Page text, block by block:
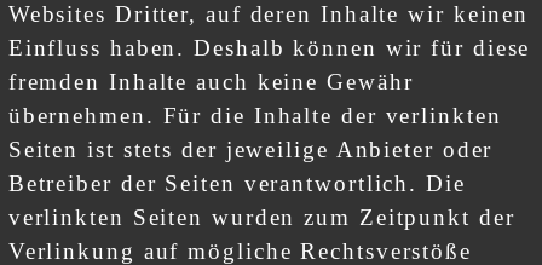
Websites Dritter, auf deren Inhalte wir keinen
Einfluss haben. Deshalb können wir für diese
fremden Inhalte auch keine Gewähr
übernehmen. Für die Inhalte der verlinkten
Seiten ist stets der jeweilige Anbieter oder
Betreiber der Seiten verantwortlich. Die
verlinkten Seiten wurden zum Zeitpunkt der
Verlinkung auf mögliche Rechtsverstöße